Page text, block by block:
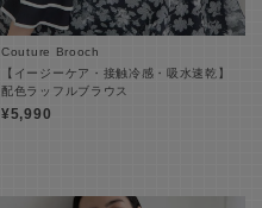
Couture Brooch
【イージーケア・接触冷感・吸水速乾】
配色ラッフルブラウス
¥5,990